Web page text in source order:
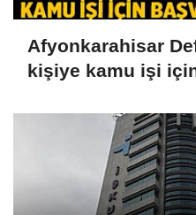
Afyonkarahisar
kişiye kamu işi